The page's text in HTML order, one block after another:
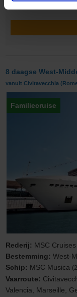
8 daagse West-
vanuit Civitavecchia
Familiecruise
Rederij: MSC Cruises
Bestemming:West-
Schip: MSC Musica
Vaarroute:
Valencia, Marseille,